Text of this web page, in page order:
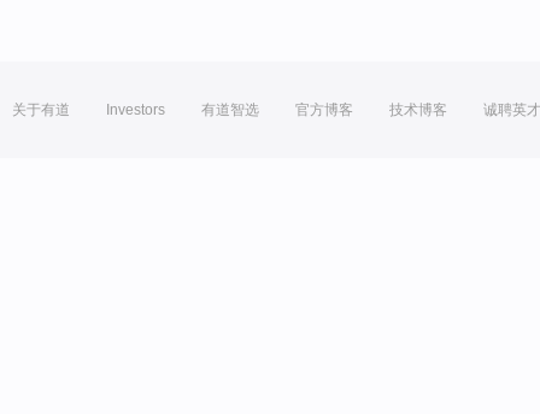
关于有道 Investors 有道智选 官方博客 技术博客 诚聘英才